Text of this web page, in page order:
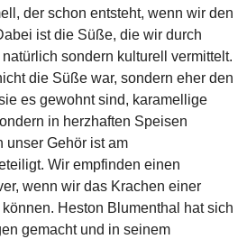
der schon entsteht, wenn wir den
ist die Süße, die wir durch
sondern kulturell vermittelt.
die Süße war, sondern eher den
es gewohnt sind, karamellige
in herzhaften Speisen
unser Gehör ist am
Wir empfinden einen
wenn wir das Krachen einer
Heston Blumenthal hat sich
gemacht und in seinem